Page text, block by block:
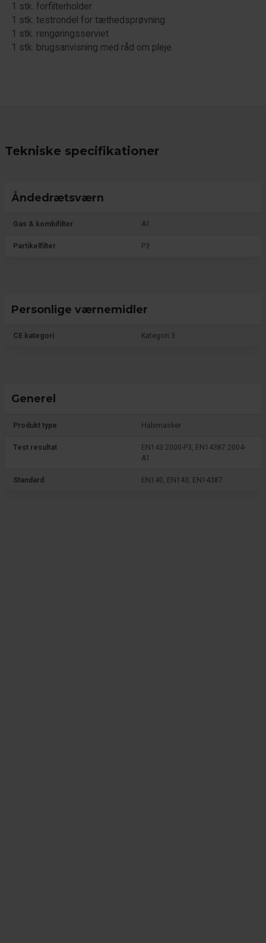
1 stk. forfilterholder
1 stk. testrondel for tæthedsprøvning
1 stk. rengøringsserviet
1 stk. brugsanvisning med råd om pleje
Tekniske specifikationer
Åndedrætsværn
Gas & kombifilter A1
Partikelfilter P3
Personlige værnemidler
CE kategori Kategori 3
Generel
Produkt type Halvmasker
Test resultat
EN143:2000-P3, EN14387:2004-
A1
Standard EN140, EN143, EN14387